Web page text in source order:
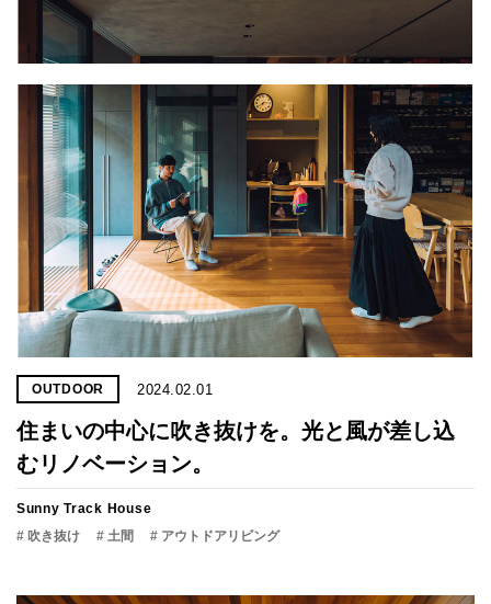
OUTDOOR 2024.02.01
住まいの中心に吹き抜けを。光と風が差し込
むリノベーション。
Sunny Track House
# 吹き抜け
# 土間 # アウトドアリビング